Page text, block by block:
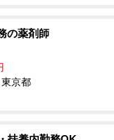
の薬剤師
京都